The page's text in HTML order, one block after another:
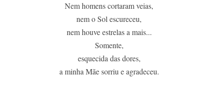
Nem homens cortaram veias,
nem o Sol escureceu,
nem houve estrelas a mais...
Somente,
esquecida das dores,
a minha Mãe sorriu e agradeceu.